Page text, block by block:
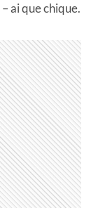
– ai que chique.